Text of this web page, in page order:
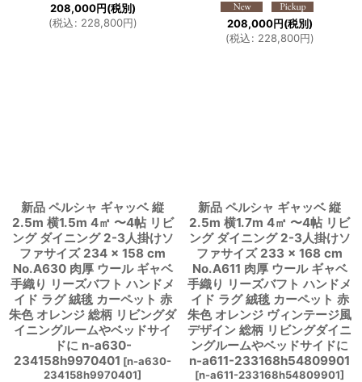
208,000円(税別)
(税込: 228,800円) 208,000円(税別)
(税込: 228,800円)
新品 ペルシャ ギャッベ 縦
2.5m 横1.5m 4㎡ 〜4帖 リビ
ング ダイニング 2-3人掛けソ
ファサイズ 234 × 158 cm
No.A630 肉厚 ウール ギャベ
手織り リーズバフト ハンドメ
イド ラグ 絨毯 カーペット 赤
朱色 オレンジ 総柄 リビングダ
イニングルームやベッドサイ
ドに n-a630-
234158h9970401 [n-a630-
234158h9970401]
新品 ペルシャ ギャッベ 縦
2.5m 横1.7m 4㎡ 〜4帖 リビ
ング ダイニング 2-3人掛けソ
ファサイズ 233 × 168 cm
No.A611 肉厚 ウール ギャベ
手織り リーズバフト ハンドメ
イド ラグ 絨毯 カーペット 赤
朱色 オレンジ ヴィンテージ風
デザイン 総柄 リビングダイニ
ングルームやベッドサイドに
n-a611-233168h54809901
[n-a611-233168h54809901]